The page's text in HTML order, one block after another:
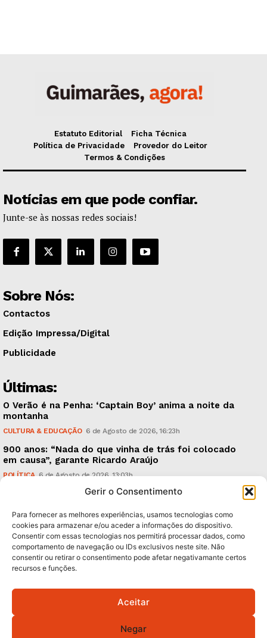
Gerir o Consentimento
Para fornecer as melhores experiências, usamos tecnologias como
cookies para armazenar e/ou aceder a informações do dispositivo.
Consentir com essas tecnologias nos permitirá processar dados, como
comportamento de navegação ou IDs exclusivos neste site. Não
consentir ou retirar o consentimento pode afetar negativamante certos
recursos e funções.
Aceitar
Negar
Estatuto Editorial
Ficha Técnica
Política de Privacidade
Provedor do Leitor
Termos & Condições
Notícias em que pode confiar.
Junte-se às nossas redes sociais!
Sobre Nós:
Contactos
Edição Impressa/Digital
Publicidade
Últimas:
O Verão é na Penha: ‘Captain Boy’ anima a noite da
montanha
CULTURA & EDUCAÇÃO 6 de Agosto de 2026, 16:23h
900 anos: “Nada do que vinha de trás foi colocado
em causa”, garante Ricardo Araújo
POLÍTICA 6 de Agosto de 2026, 13:03h
Fraude dada como provada, arguidos livres. Como?
Subscreva Newsletter:
QUERO ADERIR